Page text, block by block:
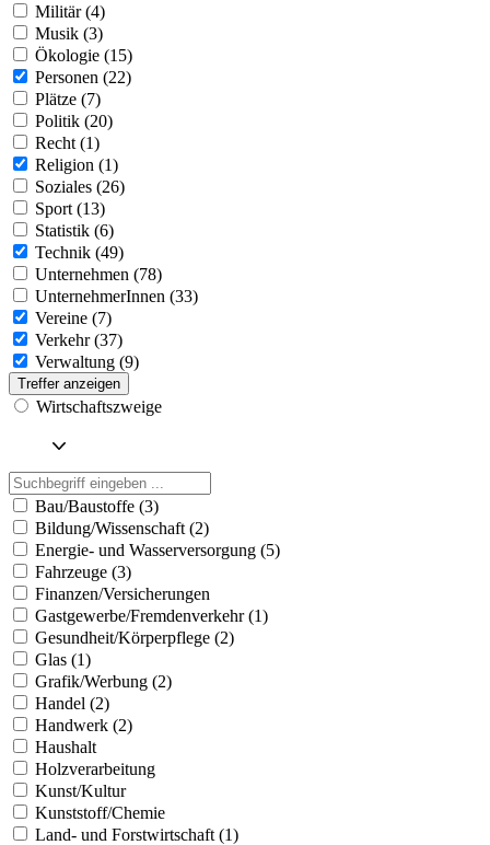
Militär (4)
Musik (3)
Ökologie (15)
Personen (22)
Plätze (7)
Politik (20)
Recht (1)
Religion (1)
Soziales (26)
Sport (13)
Statistik (6)
Technik (49)
Unternehmen (78)
UnternehmerInnen (33)
Vereine (7)
Verkehr (37)
Verwaltung (9)
Treffer anzeigen
Wirtschaftszweige
Bau/Baustoffe (3)
Bildung/Wissenschaft (2)
Energie- und Wasserversorgung (5)
Fahrzeuge (3)
Finanzen/Versicherungen
Gastgewerbe/Fremdenverkehr (1)
Gesundheit/Körperpflege (2)
Glas (1)
Grafik/Werbung (2)
Handel (2)
Handwerk (2)
Haushalt
Holzverarbeitung
Kunst/Kultur
Kunststoff/Chemie
Land- und Forstwirtschaft (1)